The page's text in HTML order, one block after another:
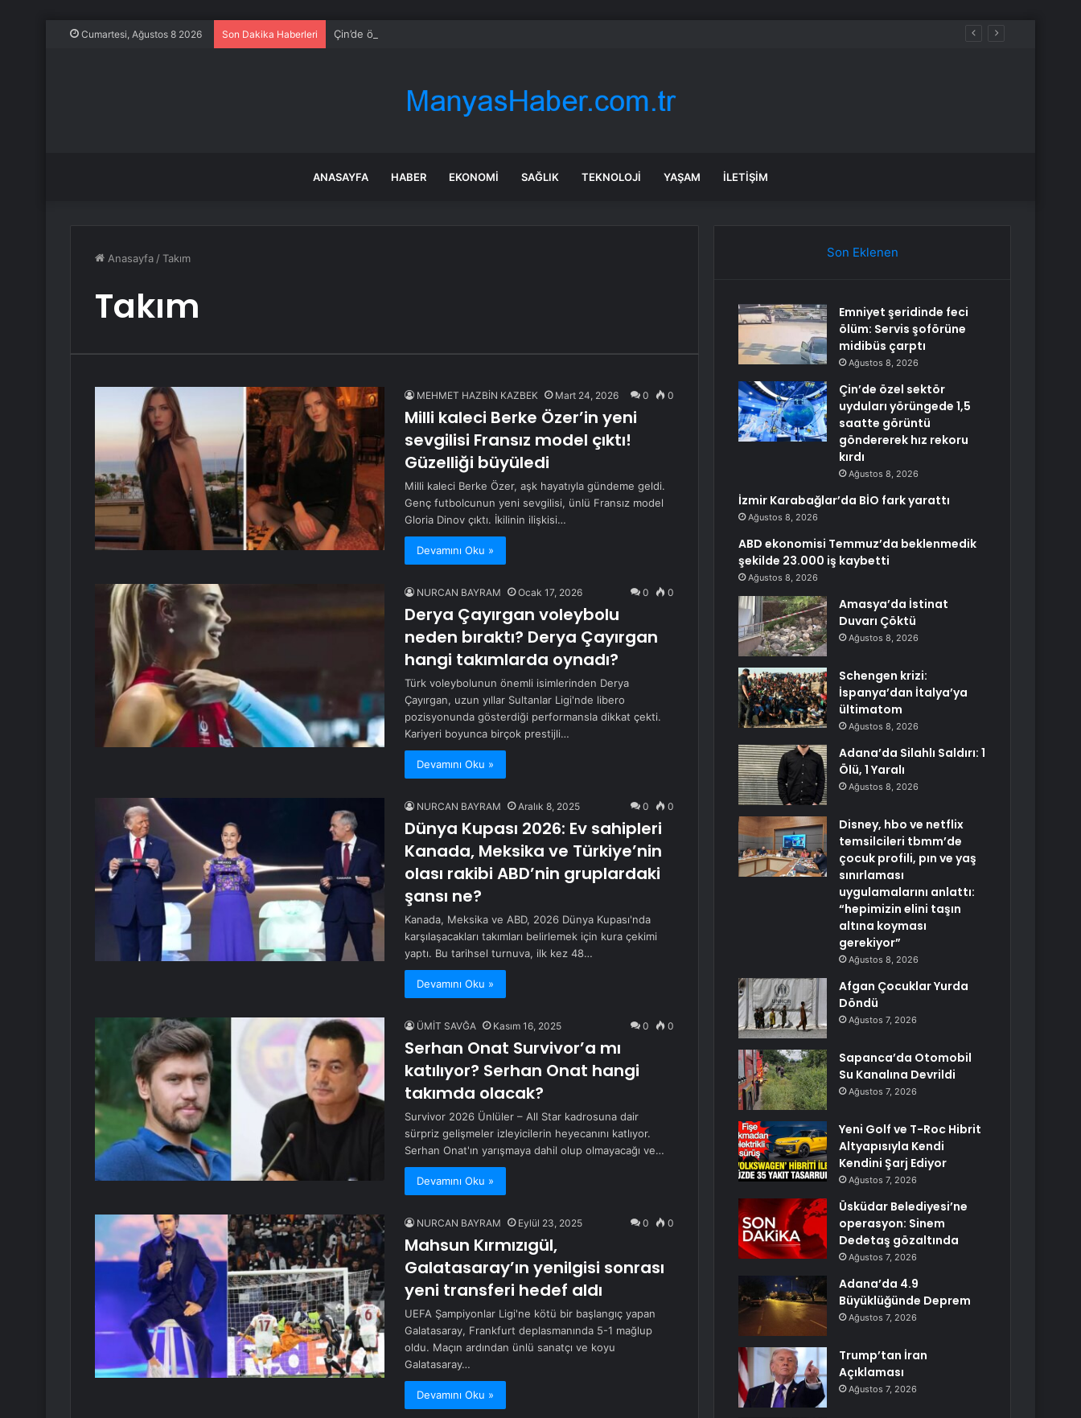
Cumartesi, Ağustos 8 2026 Son Dakika Haberleri Çin’de özel sektör uyduları yörüngede 1,5 saatte görüntü göndererek hız rekoru kırdı
ANASAYFA HABER EKONOMI SAĞLIK TEKNOLOJI YAŞAM İLETIŞIM
Anasayfa /Takım
Takım
MEHMET HAZBİN KAZBEK Mart 24, 2026 0 0
Milli kaleci Berke Özer’in yeni
sevgilisi Fransız model çıktı!
Güzelliği büyüledi
Milli kaleci Berke Özer, aşk hayatıyla gündeme geldi.
Genç futbolcunun yeni sevgilisi, ünlü Fransız model
Gloria Dinov çıktı. İkilinin ilişkisi…
Devamını Oku »
NURCAN BAYRAM Ocak 17, 2026 0 0
Derya Çayırgan voleybolu
neden bıraktı? Derya Çayırgan
hangi takımlarda oynadı?
Türk voleybolunun önemli isimlerinden Derya
Çayırgan, uzun yıllar Sultanlar Ligi'nde libero
pozisyonunda gösterdiği performansla dikkat çekti.
Kariyeri boyunca birçok prestijli…
Devamını Oku »
NURCAN BAYRAM Aralık 8, 2025 0 0
Dünya Kupası 2026: Ev sahipleri
Kanada, Meksika ve Türkiye’nin
olası rakibi ABD’nin gruplardaki
şansı ne?
Kanada, Meksika ve ABD, 2026 Dünya Kupası'nda
karşılaşacakları takımları belirlemek için kura çekimi
yaptı. Bu tarihsel turnuva, ilk kez 48…
Devamını Oku »
ÜMİT SAVĞA Kasım 16, 2025 0 0
Serhan Onat Survivor’a mı
katılıyor? Serhan Onat hangi
takımda olacak?
Survivor 2026 Ünlüler – All Star kadrosuna dair
sürpriz gelişmeler izleyicilerin heyecanını katlıyor.
Serhan Onat'ın yarışmaya dahil olup olmayacağı ve…
Devamını Oku »
NURCAN BAYRAM Eylül 23, 2025 0 0
Mahsun Kırmızıgül,
Galatasaray’ın yenilgisi sonrası
yeni transferi hedef aldı
UEFA Şampiyonlar Ligi'ne kötü bir başlangıç yapan
Galatasaray, Frankfurt deplasmanında 5-1 mağlup
oldu. Maçın ardından ünlü sanatçı ve koyu
Galatasaray…
Devamını Oku »
Son Eklenen
Emniyet şeridinde feci
ölüm: Servis şoförüne
midibüs çarptı
Ağustos 8, 2026
Çin’de özel sektör
uyduları yörüngede 1,5
saatte görüntü
göndererek hız rekoru
kırdı
Ağustos 8, 2026
İzmir Karabağlar’da BİO fark yarattı
Ağustos 8, 2026
ABD ekonomisi Temmuz’da beklenmedik
şekilde 23.000 iş kaybetti
Ağustos 8, 2026
Amasya’da İstinat
Duvarı Çöktü
Ağustos 8, 2026
Schengen krizi:
İspanya’dan İtalya’ya
ültimatom
Ağustos 8, 2026
Adana’da Silahlı Saldırı: 1
Ölü, 1 Yaralı
Ağustos 8, 2026
Disney, hbo ve netflix
temsilcileri tbmm’de
çocuk profili, pın ve yaş
sınırlaması
uygulamalarını anlattı:
“hepimizin elini taşın
altına koyması
gerekiyor”
Ağustos 8, 2026
Afgan Çocuklar Yurda
Döndü
Ağustos 7, 2026
Sapanca’da Otomobil
Su Kanalına Devrildi
Ağustos 7, 2026
Yeni Golf ve T-Roc Hibrit
Altyapısıyla Kendi
Kendini Şarj Ediyor
Ağustos 7, 2026
Üsküdar Belediyesi’ne
operasyon: Sinem
Dedetaş gözaltında
Ağustos 7, 2026
Adana’da 4.9
Büyüklüğünde Deprem
Ağustos 7, 2026
Trump’tan İran
Açıklaması
Ağustos 7, 2026